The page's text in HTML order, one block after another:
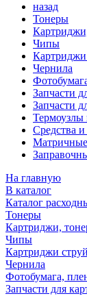
назад
Тонеры
Чипы
Чернила
Запчасти
Запчасти
Средства
На главную
В каталог
Каталог
Тонеры
Картриджи,
Чипы
Картриджи
Чернила
Фотобумага,
Запчасти для